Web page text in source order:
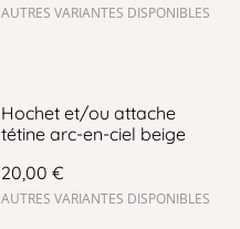
AUTRES VARIANTES DISPONIBLES
Hochet et/ou attache
tétine arc-en-ciel beige
20,00 €
AUTRES VARIANTES DISPONIBLES